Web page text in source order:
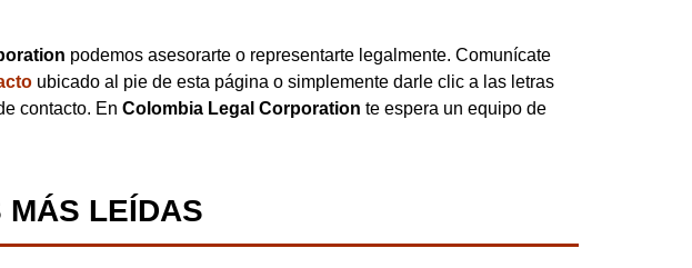
podemos asesorarte o representarte legalmente. Comunícate
ubicado al pie de esta página o simplemente darle clic a las letras
contacto. En Colombia Legal Corporation te espera un equipo de
MÁS LEÍDAS